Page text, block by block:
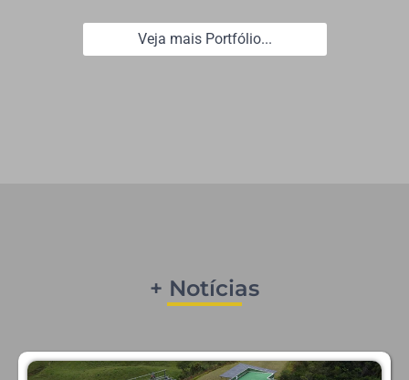
Veja mais Portfólio...
+ Notícias